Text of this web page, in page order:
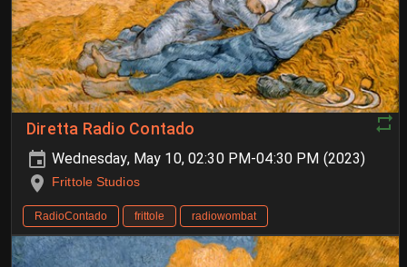
Diretta Radio Contado
Wednesday, May 10, 02:30 PM-04:30 PM (2023)
Frittole Studios
RadioContado frittole radiowombat